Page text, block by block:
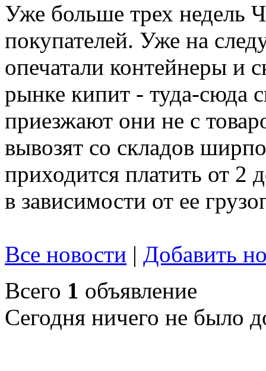
Уже больше трех недель
покупателей. Уже на
опечатали контейнеры и
рынке кипит - туда-сюда
приезжают они не с
вывозят со складов
приходится платить от 2
в зависимости от ее
Все новости | Добавить
Всего 1 объявление
Сегодня ничего не было